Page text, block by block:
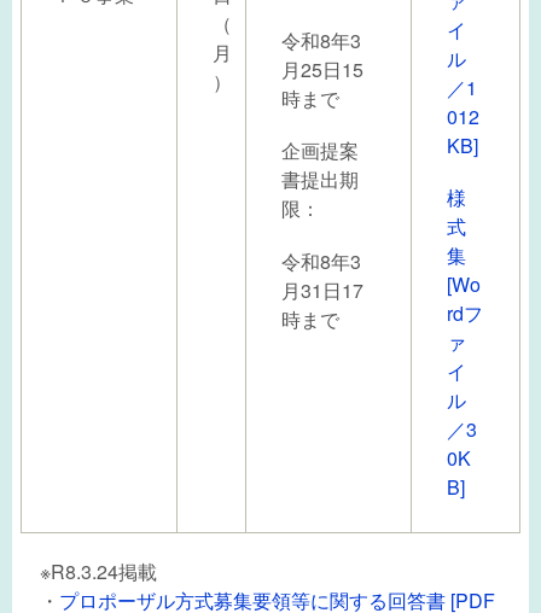
（
月
）
令和8年3
月25日15
時まで
企画提案
書提出期
限：
令和8年3
月31日17
時まで
イ
ル
／1
012
KB]
様
式
集
[Wo
rdフ
ァ
イ
ル
／3
0K
B]
※R8.3.24掲載
・ プロポーザル方式募集要領等に関する回答書 [PDF